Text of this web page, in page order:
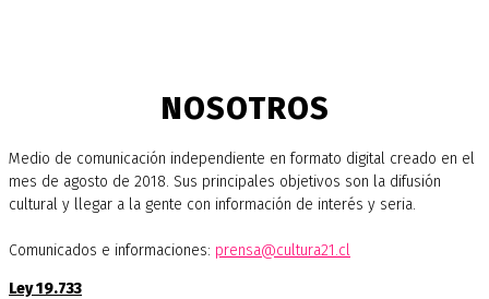
NOSOTROS
Medio de comunicación independiente en formato digital creado en el
mes de agosto de 2018. Sus principales objetivos son la difusión
cultural y llegar a la gente con información de interés y seria.
Comunicados e informaciones: prensa@cultura21.cl
Ley 19.733